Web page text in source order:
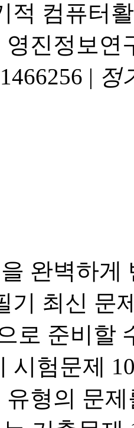
적 컴퓨터
진정보연
| 정
완벽하게
기 최신 문
로 준비할
시험문제
유형의 문